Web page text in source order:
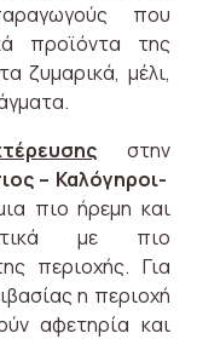
που
προϊόντα της
ζυμαρικά, μέλι,
στην
– Καλόγηροι-
πιο ήρεμη και
με πιο
περιοχής. Για
η περιοχή
αφετηρία και